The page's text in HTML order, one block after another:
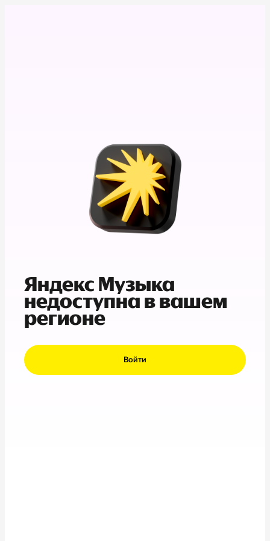
Яндекс Музыка
недоступна в вашем
регионе
Войти